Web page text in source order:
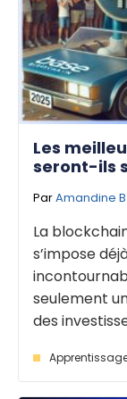
Les
seront-ils
ParAmandine B.
La
s’impose
seulement
des